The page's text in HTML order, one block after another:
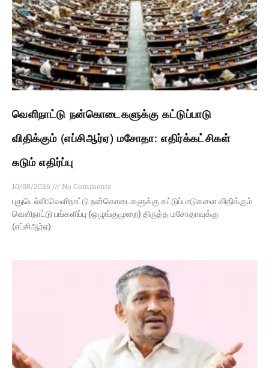
வெளிநாட்டு நன்கொடைகளுக்கு கட்டுப்பாடு
விதிக்கும் (எப்சிஆர்ஏ) மசோதா: எதிர்க்கட்சிகள்
கடும் எதிர்ப்பு
10/08/2026
No Comments
புதுடெல்லி:வெளி​நாட்டு நன்​கொடைகளுக்கு கட்​டுப்​பாடு​களை விதிக்​கும்
வெளிநாட்டு பங்களிப்பு (ஒழுங்​கு​முறை) திருத்த மசோதாவுக்கு
(எப்சிஆர்ஏ)